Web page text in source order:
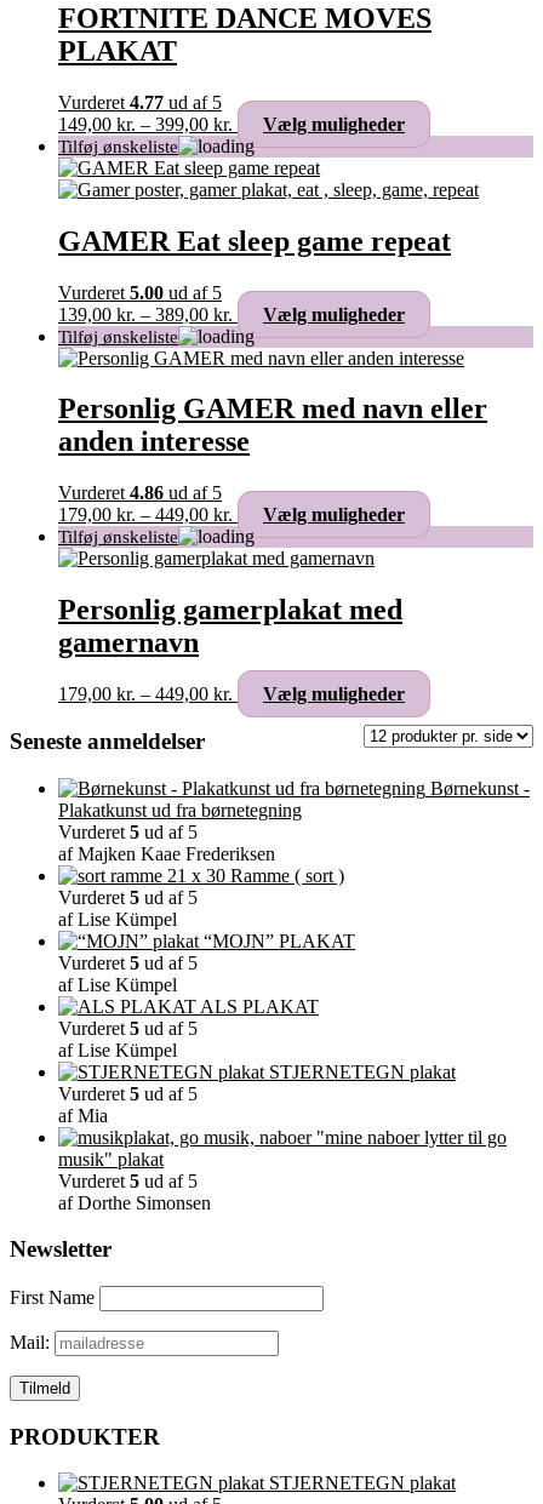
FORTNITE DANCE MOVES
PLAKAT
Vurderet 4.77 ud af 5
149,00 kr. – 399,00 kr. Prisinterval:
149,00 kr.
til
399,00 kr.
Vælg muligheder
flere
Mulighederne
kan
på
GAMER Eat sleep game repeat
Vurderet 5.00 ud af 5
139,00 kr. – 389,00 kr. Prisinterval:
139,00 kr.
til
Vælg muligheder
har
varianter.
Mulighederne
Personlig GAMER med navn eller
anden interesse
Vurderet 4.86 ud af 5
179,00 kr. – 449,00 kr. Prisinterval:
179,00 kr.
til
Vælg muligheder
på
varesiden
Personlig gamerplakat med
gamernavn
179,00 kr. – 449,00 kr. Prisinterval:
179,00 kr.
Vælg muligheder
vare
har
varianter.
Mulighederne
Seneste anmeldelser
Børnekunst -
Plakatkunst ud fra børnetegning
Vurderet 5 ud af 5
af Majken Kaae Frederiksen
Ramme ( sort )
Vurderet 5 ud af 5
af Lise Kümpel
“MOJN” PLAKAT
Vurderet 5 ud af 5
af Lise Kümpel
ALS PLAKAT
Vurderet 5 ud af 5
af Lise Kümpel
STJERNETEGN plakat
Vurderet 5 ud af 5
af Mia
"mine naboer lytter til go
musik" plakat
Vurderet 5 ud af 5
af Dorthe Simonsen
Newsletter
First Name
Mail:
PRODUKTER
STJERNETEGN plakat